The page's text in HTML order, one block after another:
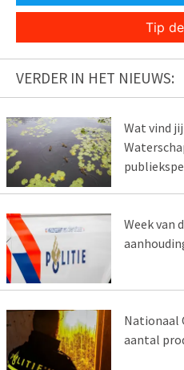
Tip
VERDER IN HET NIEUWS:
Wat vind
Week van
Nationaal
aantal